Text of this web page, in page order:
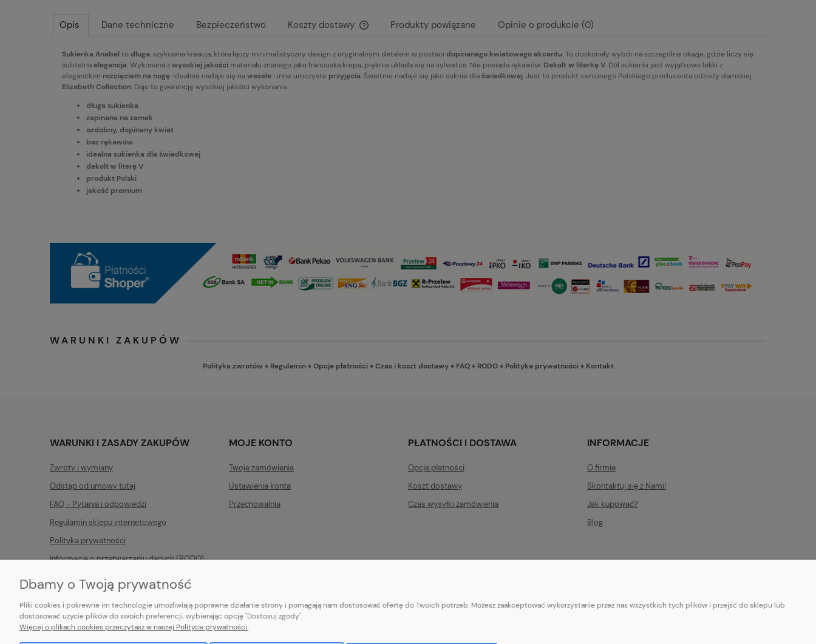
Opis Dane techniczne Bezpieczeństwo Koszty dostawy
Cena nie zawiera ewentualnych kosztów
płatności
Produkty powiązane Opinie o produkcie (0)
Sukienka Anabel todługa, szykowna kreacja, która łączy minimalistyczny design z oryginalnym detalem w postaci dopinanego kwiatowego akcentu. To doskonały wybór na szczególne okazje, gdzie liczy się
subtelnaelegancja. Wykonana zwysokiej jakości materiału znanego jako francuska krepa, pięknie układa się na sylwetce. Nie posiada rękawów. Dekolt w literkę V. Dół sukienki jest wyjątkowo lekki z
eleganckim rozcięciem na nogę. Idealnie nadaje się nawesele i inne uroczyste przyjęcia. Świetnie nadaje się jako suknie dlaświadkowej. Jest to produkt cenionego Polskiego producenta odzieży damskiej
Elizabeth Collection. Daje to gwarancję wysokiej jakości wykonania.
długa sukienka
zapinana na zamek
ozdobny, dopinany kwiat
bez rękawów
idealna sukienka dla świadkowej
dekolt w literę V
produkt Polski
jakość premium
WARUNKI ZAKUPÓW
Polityka zwrotów ♦ Regulamin♦Opcje płatności♦Czas i koszt dostawy♦ FAQ♦ RODO♦ Polityka prywatności♦ Kontakt
WARUNKI I ZASADY ZAKUPÓW
Zwroty i wymiany
Odstąp od umowy tutaj
FAQ - Pytania i odpowiedzi
Regulamin sklepu internetowego
Polityka prywatności
Informacje o przetwarzaniu danych (RODO)
MOJE KONTO
Twoje zamówienia
Ustawienia konta
Przechowalnia
PŁATNOŚCI I DOSTAWA
Opcje płatności
Koszt dostawy
Czas wysyłki zamówienia
INFORMACJE
O firmie
Skontaktuj się z Nami!
Jak kupować?
Blog
E-mail:pl101sukienek@gmail.com
Dbamy o Twoją prywatność
Pliki cookies i pokrewne im technologie umożliwiają poprawne działanie strony i pomagają nam dostosować ofertę do Twoich potrzeb. Możesz zaakceptować wykorzystanie przez nas wszystkich tych plików i przejść do sklepu lub
dostosować użycie plików do swoich preferencji, wybierając opcję "Dostosuj zgody".
Więcej o plikach cookies przeczytasz w naszej Polityce prywatności.